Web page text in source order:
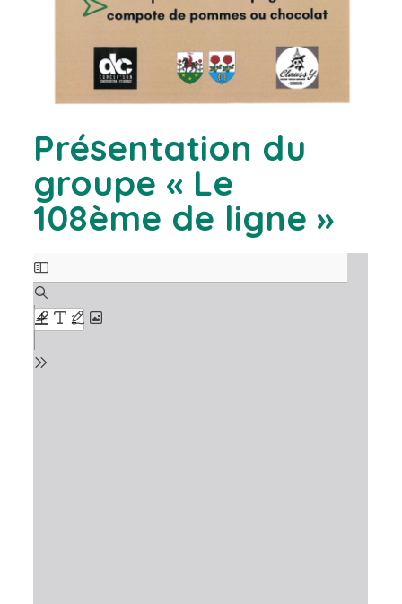
Présentation du
groupe « Le
108ème de ligne »